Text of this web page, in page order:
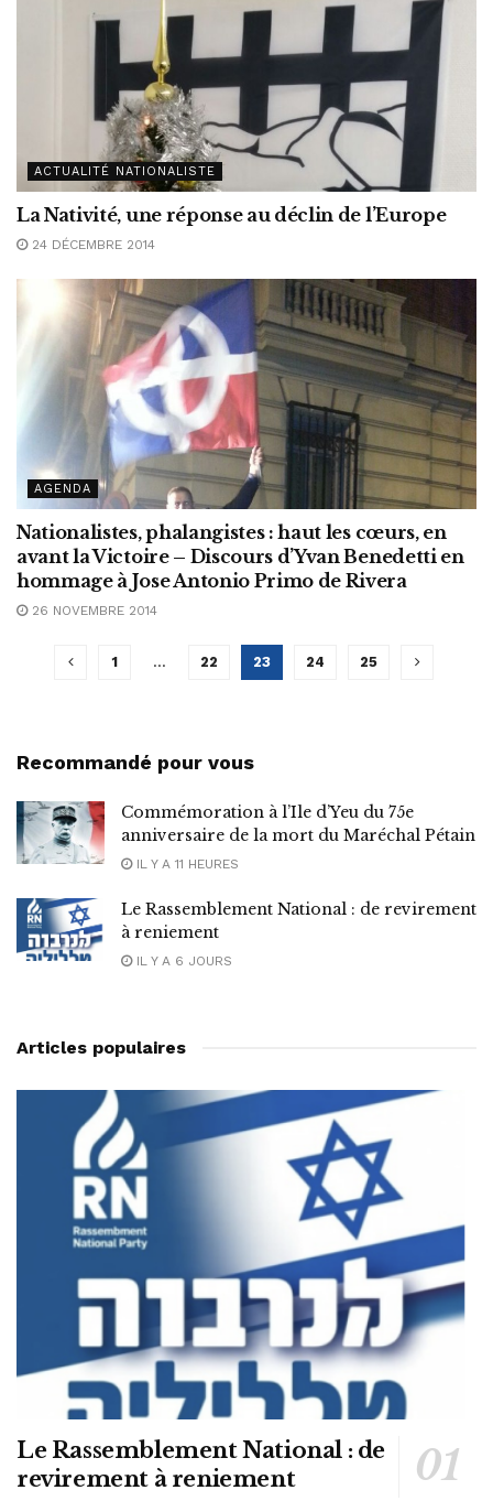
ACTUALITÉ NATIONALISTE
La Nativité, une réponse au déclin de l’Europe
24 DÉCEMBRE 2014
AGENDA
Nationalistes, phalangistes : haut les cœurs, en
avant la Victoire – Discours d’Yvan Benedetti en
hommage à Jose Antonio Primo de Rivera
26 NOVEMBRE 2014
1 … 22 23 24 25
Recommandé pour vous
Commémoration à l’Ile d’Yeu du 75e
anniversaire de la mort du Maréchal Pétain
IL Y A 11 HEURES
Le Rassemblement National : de revirement
à reniement
IL Y A 6 JOURS
Articles populaires
Le Rassemblement National : de
revirement à reniement